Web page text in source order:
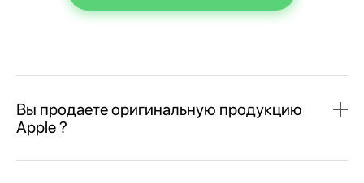
Вы продаете оригинальную продукцию
Apple ?